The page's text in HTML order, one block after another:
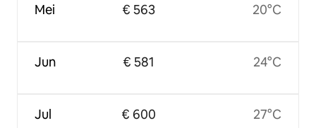
Mei
Jun
Jul
€ 563
€ 581
€ 600
20°C
24°C
27°C